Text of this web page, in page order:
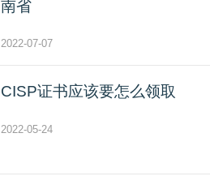
南省
2022-07-07
CISP证书应该要怎么领取
2022-05-24